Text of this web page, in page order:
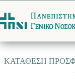
στο
περιεχόμενο
ΚΑΤΑΘΕΣΗ